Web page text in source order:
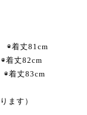
着丈81cm
丈82cm
着丈83cm
ます）